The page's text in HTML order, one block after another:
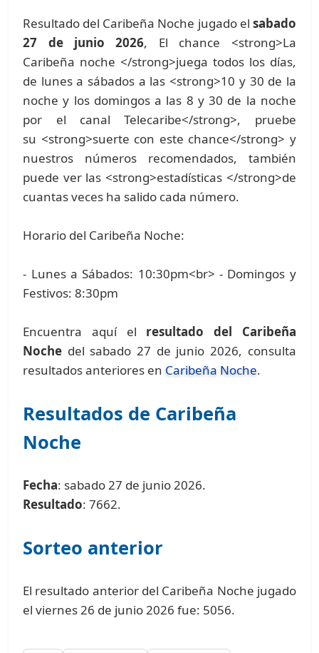
Resultado del Caribeña Noche jugado el sabado
27 de junio 2026, El chance <strong>La
Caribeña noche </strong>juega todos los días,
de lunes a sábados a las <strong>10 y 30 de la
noche y los domingos a las 8 y 30 de la noche
por el canal Telecaribe</strong>, pruebe
su <strong>suerte con este chance</strong> y
nuestros números recomendados, también
puede ver las <strong>estadísticas </strong>de
cuantas veces ha salido cada número.
Horario del Caribeña Noche:
- Lunes a Sábados: 10:30pm<br> - Domingos y
Festivos: 8:30pm
Encuentra aquí el resultado del Caribeña
Noche del sabado 27 de junio 2026, consulta
resultados anteriores en Caribeña Noche.
Resultados de Caribeña
Noche
Fecha: sabado 27 de junio 2026.
Resultado: 7662.
Sorteo anterior
El resultado anterior del Caribeña Noche jugado
el viernes 26 de junio 2026 fue: 5056.